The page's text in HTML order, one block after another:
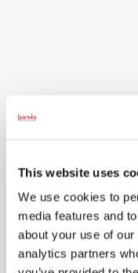
This website uses
We use cookies to
media features and
about your use of
analytics partners